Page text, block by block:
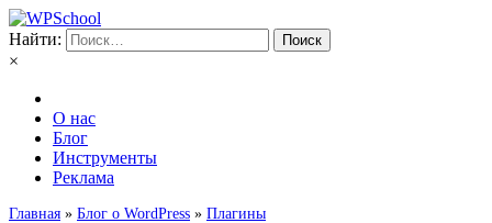
Найти:
×
О нас
Блог
Инструменты
Реклама
Главная » Блог о WordPress » Плагины